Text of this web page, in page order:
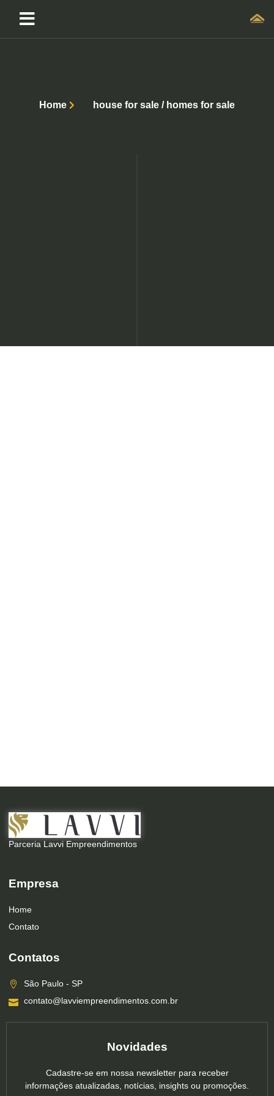
Home house for sale / homes for sale
Parceria Lavvi Empreendimentos
Empresa
Home
Contato
Contatos
São Paulo - SP
contato@lavviempreendimentos.com.br
Novidades
Cadastre-se em nossa newsletter para receber
informações atualizadas, notícias, insights ou promoções.